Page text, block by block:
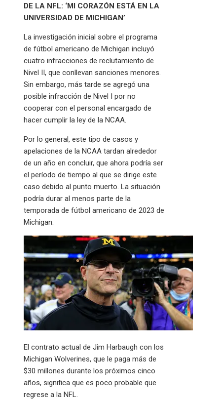
DE LA NFL: ‘MI CORAZÓN ESTÁ EN LA
UNIVERSIDAD DE MICHIGAN’
La investigación inicial sobre el programa
de fútbol americano de Michigan incluyó
cuatro infracciones de reclutamiento de
Nivel II, que conllevan sanciones menores.
Sin embargo, más tarde se agregó una
posible infracción de Nivel I por no
cooperar con el personal encargado de
hacer cumplir la ley de la NCAA.
Por lo general, este tipo de casos y
apelaciones de la NCAA tardan alrededor
de un año en concluir, que ahora podría ser
el período de tiempo al que se dirige este
caso debido al punto muerto. La situación
podría durar al menos parte de la
temporada de fútbol americano de 2023 de
Michigan.
El contrato actual de Jim Harbaugh con los
Michigan Wolverines, que le paga más de
$30 millones durante los próximos cinco
años, significa que es poco probable que
regrese a la NFL.